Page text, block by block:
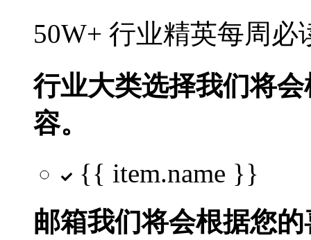
50W+ 行业精英每周
行业大类选择我们将
容。
{{ item.name }}
邮箱我们将会根据您